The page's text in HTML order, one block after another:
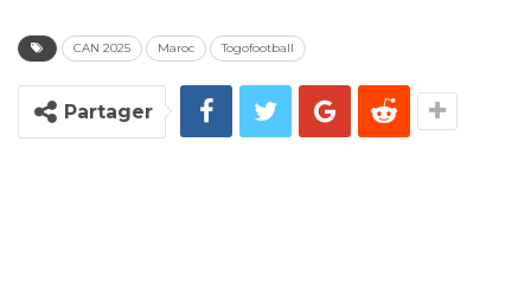
CAN 2025 Maroc Togofootball
Partager